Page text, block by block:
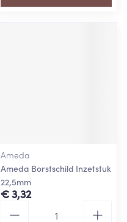
Ameda
Ameda Borstschild Inzetstuk
22,5mm
€ 3,32